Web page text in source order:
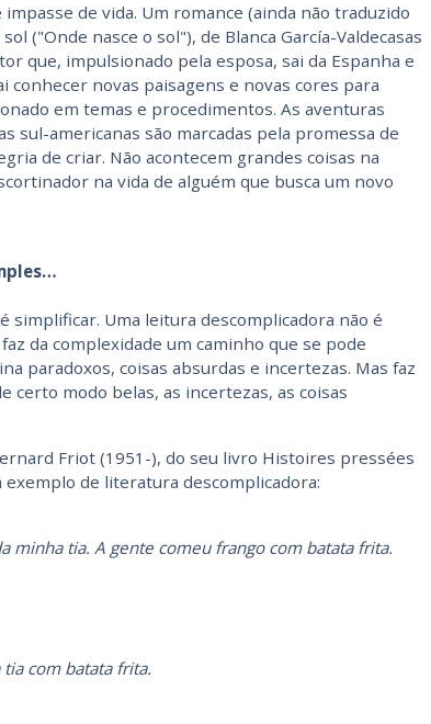
de vida. Um romance (ainda não traduzido
("Onde nasce o sol"), de Blanca García-Valdecasas
que, impulsionado pela esposa, sai da Espanha e
conhecer novas paisagens e novas cores para
em temas e procedimentos. As aventuras
sul-americanas são marcadas pela promessa de
de criar. Não acontecem grandes coisas na
na vida de alguém que busca um novo
simplificar. Uma leitura descomplicadora não é
da complexidade um caminho que se pode
paradoxos, coisas absurdas e incertezas. Mas faz
certo modo belas, as incertezas, as coisas
Friot (1951-), do seu livro Histoires pressées
de literatura descomplicadora:
minha tia. A gente comeu frango com batata frita.
com batata frita.